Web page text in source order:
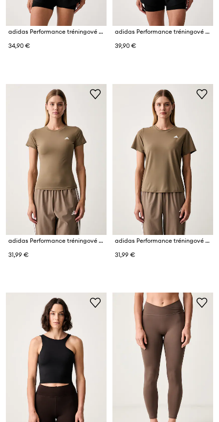
adidas Performance tréningové tričko dámske Motion
34,90 €
adidas Performance tréningové tričko dámske Essentials
39,90 €
adidas Performance tréningové tričko dámske Essentials
31,99 €
adidas Performance tréningové tričko dámske Strength Essentials
31,99 €